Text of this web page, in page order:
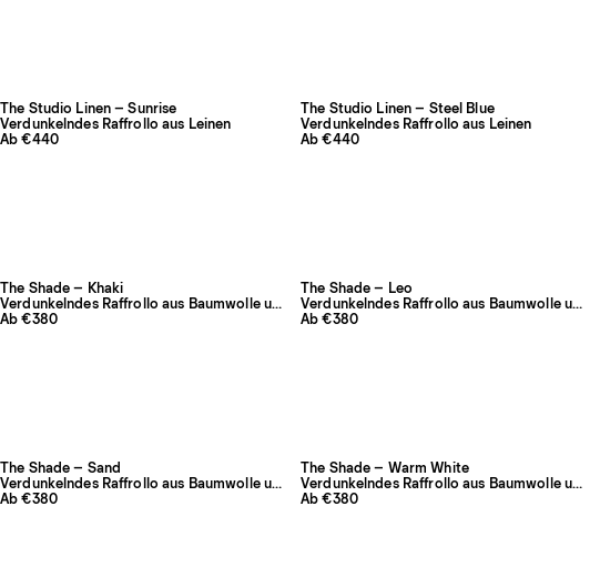
The Studio Linen – Sunrise
Verdunkelndes Raffrollo aus Leinen
Ab €440
The Studio Linen – Steel Blue
Verdunkelndes Raffrollo aus Leinen
Ab €440
The Shade – Khaki
Verdunkelndes Raffrollo aus Baumwolle und Leinen
Ab €380
The Shade – Leo
Verdunkelndes Raffrollo aus Baumwolle und Leinen
Ab €380
The Shade – Sand
Verdunkelndes Raffrollo aus Baumwolle und Leinen
Ab €380
The Shade – Warm White
Verdunkelndes Raffrollo aus Baumwolle und Leinen
Ab €380